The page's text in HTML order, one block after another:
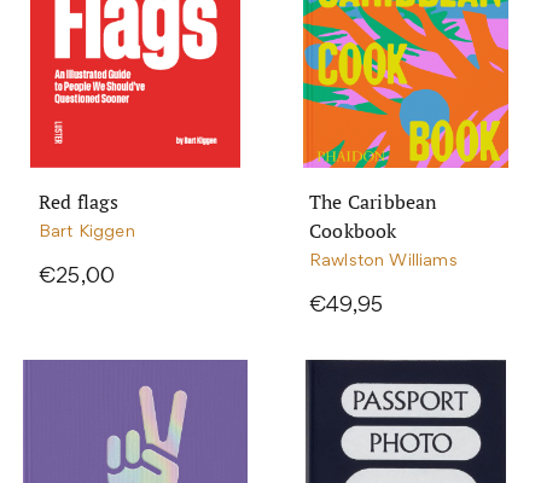
Red flags
Bart Kiggen
€25,00
The Caribbean
Cookbook
Rawlston Williams
€49,95